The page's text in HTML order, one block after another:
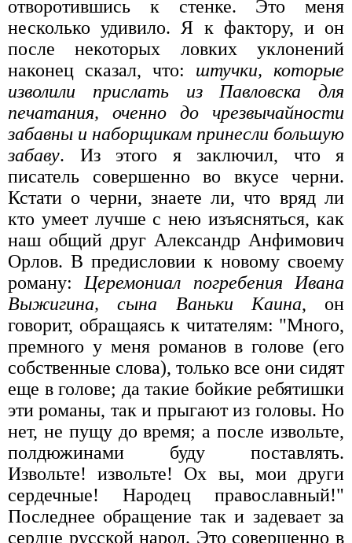
отворотившись к стенке. Это меня
несколько удивило. Я к фактору, и он
после некоторых ловких уклонений
наконец сказал, что: штучки, которые
изволили прислать из Павловска для
печатания, оченно до чрезвычайности
забавны и наборщикам принесли большую
забаву. Из этого я заключил, что я
писатель совершенно во вкусе черни.
Кстати о черни, знаете ли, что вряд ли
кто умеет лучше с нею изъясняться, как
наш общий друг Александр Анфимович
Орлов. В предисловии к новому своему
роману:Церемониал погребения Ивана
Выжигина, сына Ваньки Каина, он
говорит, обращаясь к читателям: "Много,
премного у меня романов в голове (его
собственные слова), только все они сидят
еще в голове; да такие бойкие ребятишки
эти романы, так и прыгают из головы. Но
нет, не пущу до время; а после извольте,
полдюжинами буду поставлять.
Извольте! извольте! Ох вы, мои други
сердечные! Народец православный!"
Последнее обращение так и задевает за
сердце русской народ. Это совершенно в